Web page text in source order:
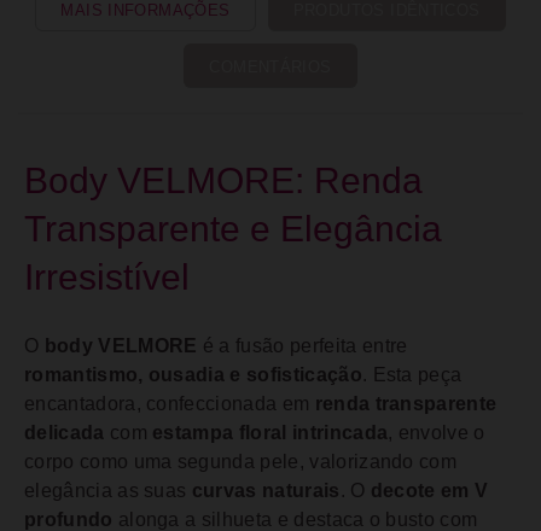
MAIS INFORMAÇÕES
Body VELMORE: Renda
Transparente e Elegância
Irresistível
O body VELMORE é a fusão perfeita entre
romantismo, ousadia e sofisticação. Esta peça
encantadora, confeccionada em renda transparente
delicada com estampa floral intrincada, envolve o
corpo como uma segunda pele, valorizando com
elegância as suas curvas naturais . O decote em V
profundo alonga a silhueta e destaca o busto com